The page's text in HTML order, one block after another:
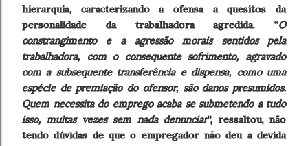
hierarquia, caracterizando a ofensa a quesitos da
personalidade da trabalhadora agredida. “O
constrangimento e a agressão morais sentidos pela
trabalhadora, com o consequente sofrimento, agravado
com a subsequente transferência e dispensa, como uma
espécie de premiação do ofensor, são danos presumidos.
Quem necessita do emprego acaba se submetendo a tudo
isso, muitas vezes sem nada denunciar”, ressaltou, não
tendo dúvidas de que o empregador não deu a devida